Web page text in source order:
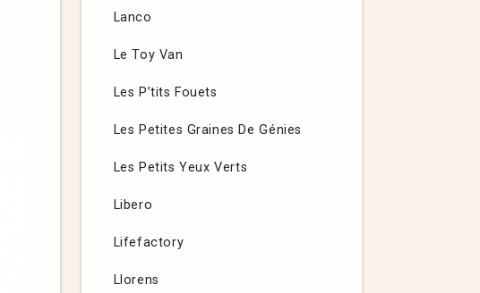
Lanco
Le Toy Van
Les P’tits Fouets
Les Petites Graines De Génies
Les Petits Yeux Verts
Libero
Lifefactory
Llorens